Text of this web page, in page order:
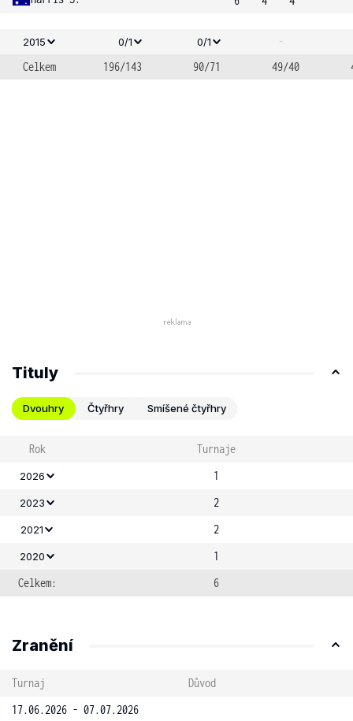
2015 0/1 0/1
-
Celkem
196/143 90/71 49/40
Tituly
Dvouhry Čtyřhry Smíšené čtyřhry
Rok Turnaje
2026 1
2023 2
2021 2
2020
1
Celkem:
6
Zranění
Turnaj
Důvod
17.06.2026 - 07.07.2026